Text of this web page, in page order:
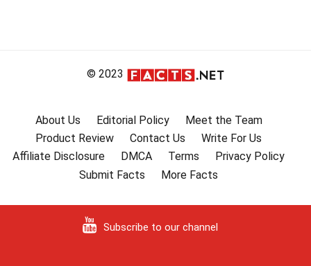
© 2023
About Us Editorial Policy
Meet the Team
Product Review
Contact Us
Write For Us
Affiliate Disclosure
DMCA Terms
Privacy Policy
Submit Facts
More Facts
Subscribe to our channel